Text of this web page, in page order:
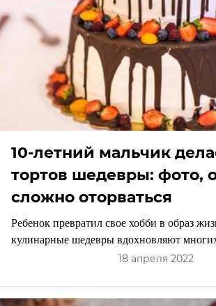
10-летний мальчик
тортов шедевры: фото,
сложно оторваться
Ребенок превратил свое хобби в образ
кулинарные шедевры вдохновляют
18 апреля 2022